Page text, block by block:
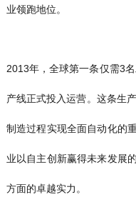
业领跑地位。
2013年，全球第一条仅需3
产线正式投入运营。这条生
制造过程实现全面自动化的
业以自主创新赢得未来发展
方面的卓越实力。